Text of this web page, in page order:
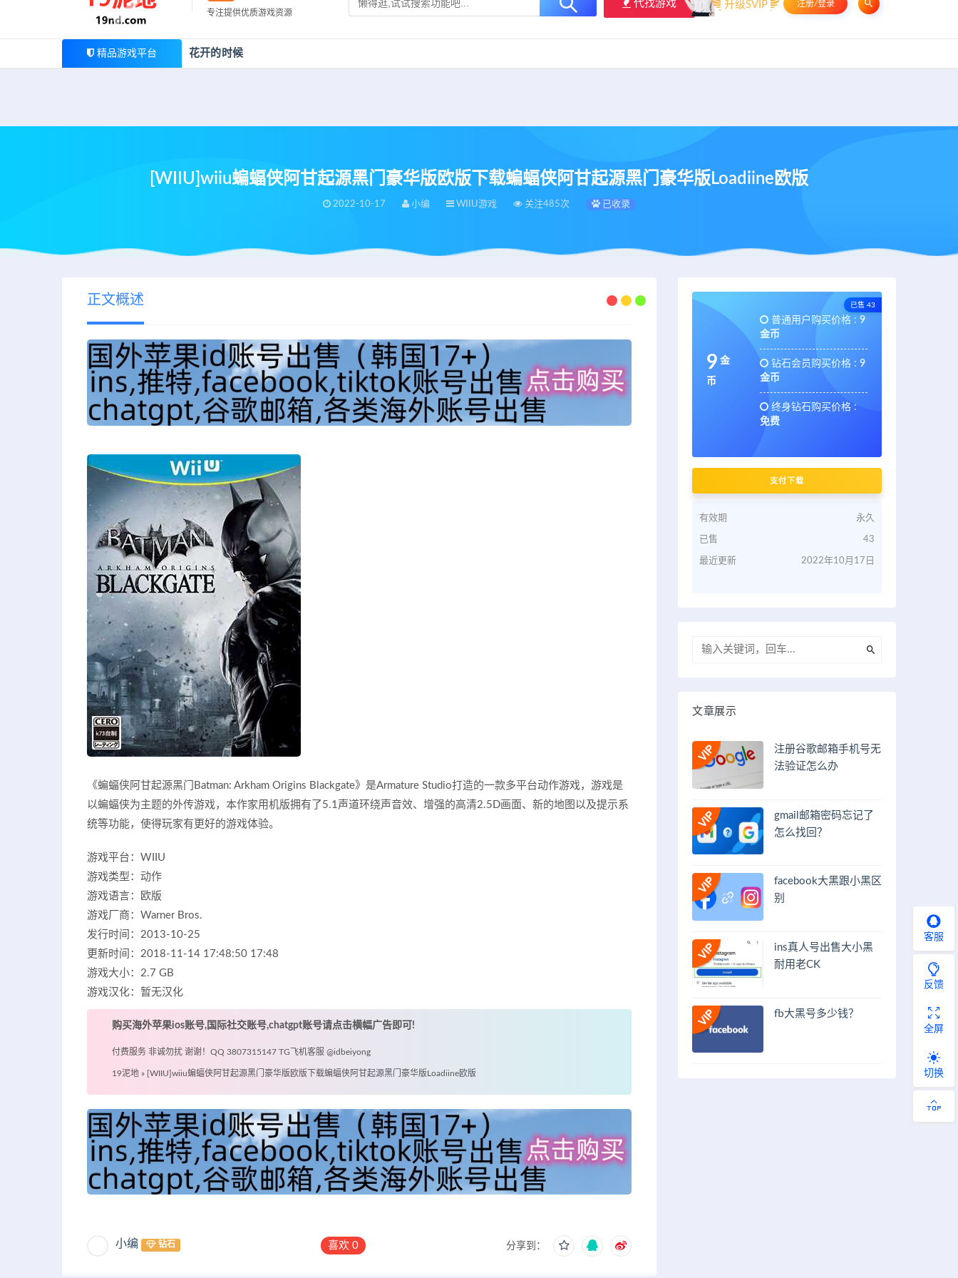
欢迎您光临19泥地，本站一家大型游戏资源整合站，为广大用户提供最新、最优质的资源下载！ 热门标签 资源专题 资源存档
专注提供优质游戏资源
代找游戏 升级SVIP 注册/登录
精品游戏平台 花开的时候
[WIIU]wiiu蝙蝠侠阿甘起源黑门豪华版欧版下载蝙蝠侠阿甘起源黑门豪华版Loadiine欧版
2022-10-17 小编 WIIU游戏 关注485次 已收录
正文概述
《蝙蝠侠阿甘起源黑门Batman: Arkham Origins Blackgate》是Armature Studio打造的一款多平台动作游戏，游戏是
以蝙蝠侠为主题的外传游戏，本作家用机版拥有了5.1声道环绕声音效、增强的高清2.5D画面、新的地图以及提示系
统等功能，使得玩家有更好的游戏体验。
游戏平台：WIIU
游戏类型：动作
游戏语言：欧版
游戏厂商：Warner Bros.
发行时间：2013-10-25
更新时间：2018-11-14 17:48:50 17:48
游戏大小：2.7 GB
游戏汉化：暂无汉化
购买海外苹果ios账号,国际社交账号,chatgpt账号请点击横幅广告即可!
付费服务 非诚勿扰 谢谢！QQ 3807315147 TG飞机客服 @idbeiyong
19泥地 » [WIIU]wiiu蝙蝠侠阿甘起源黑门豪华版欧版下载蝙蝠侠阿甘起源黑门豪华版Loadiine欧版
小编 钻石 喜欢0 分享到：
已售 43
9 金
币
普通用户购买价格 : 9
金币
钻石会员购买价格 : 9
金币
终身钻石购买价格 :
免费
支付下载
有效期 永久
已售 43
最近更新 2022年10月17日
文章展示
注册谷歌邮箱手机号无
法验证怎么办
gmail邮箱密码忘记了
怎么找回？
facebook大黑跟小黑区
别
ins真人号出售大小黑
耐用老CK
fb大黑号多少钱？
客服
反馈
全屏
切换